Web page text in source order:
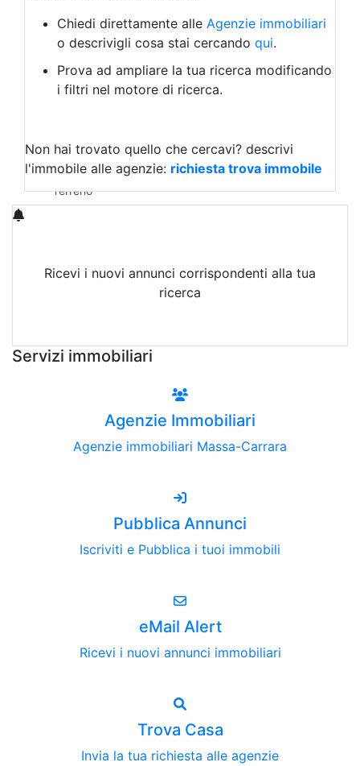
Albergo
Laboratorio Artigianale
Negozio/locale commerciale
Agriturismo
Magazzini
Qualsiasi
Terreno edificabile
Terreno
Chiedi direttamente alle Agenzie immobiliari
o descrivigli cosa stai cercando qui.
Prova ad ampliare la tua ricerca modificando
i filtri nel motore di ricerca.
Non hai trovato quello che cercavi? descrivi
l'immobile alle agenzie: richiesta trova immobile
Ricevi i nuovi annunci corrispondenti alla tua
ricerca
Servizi immobiliari
Agenzie Immobiliari
Agenzie immobiliari Massa-Carrara
Pubblica Annunci
Iscriviti e Pubblica i tuoi immobili
eMail Alert
Ricevi i nuovi annunci immobiliari
Trova Casa
Invia la tua richiesta alle agenzie